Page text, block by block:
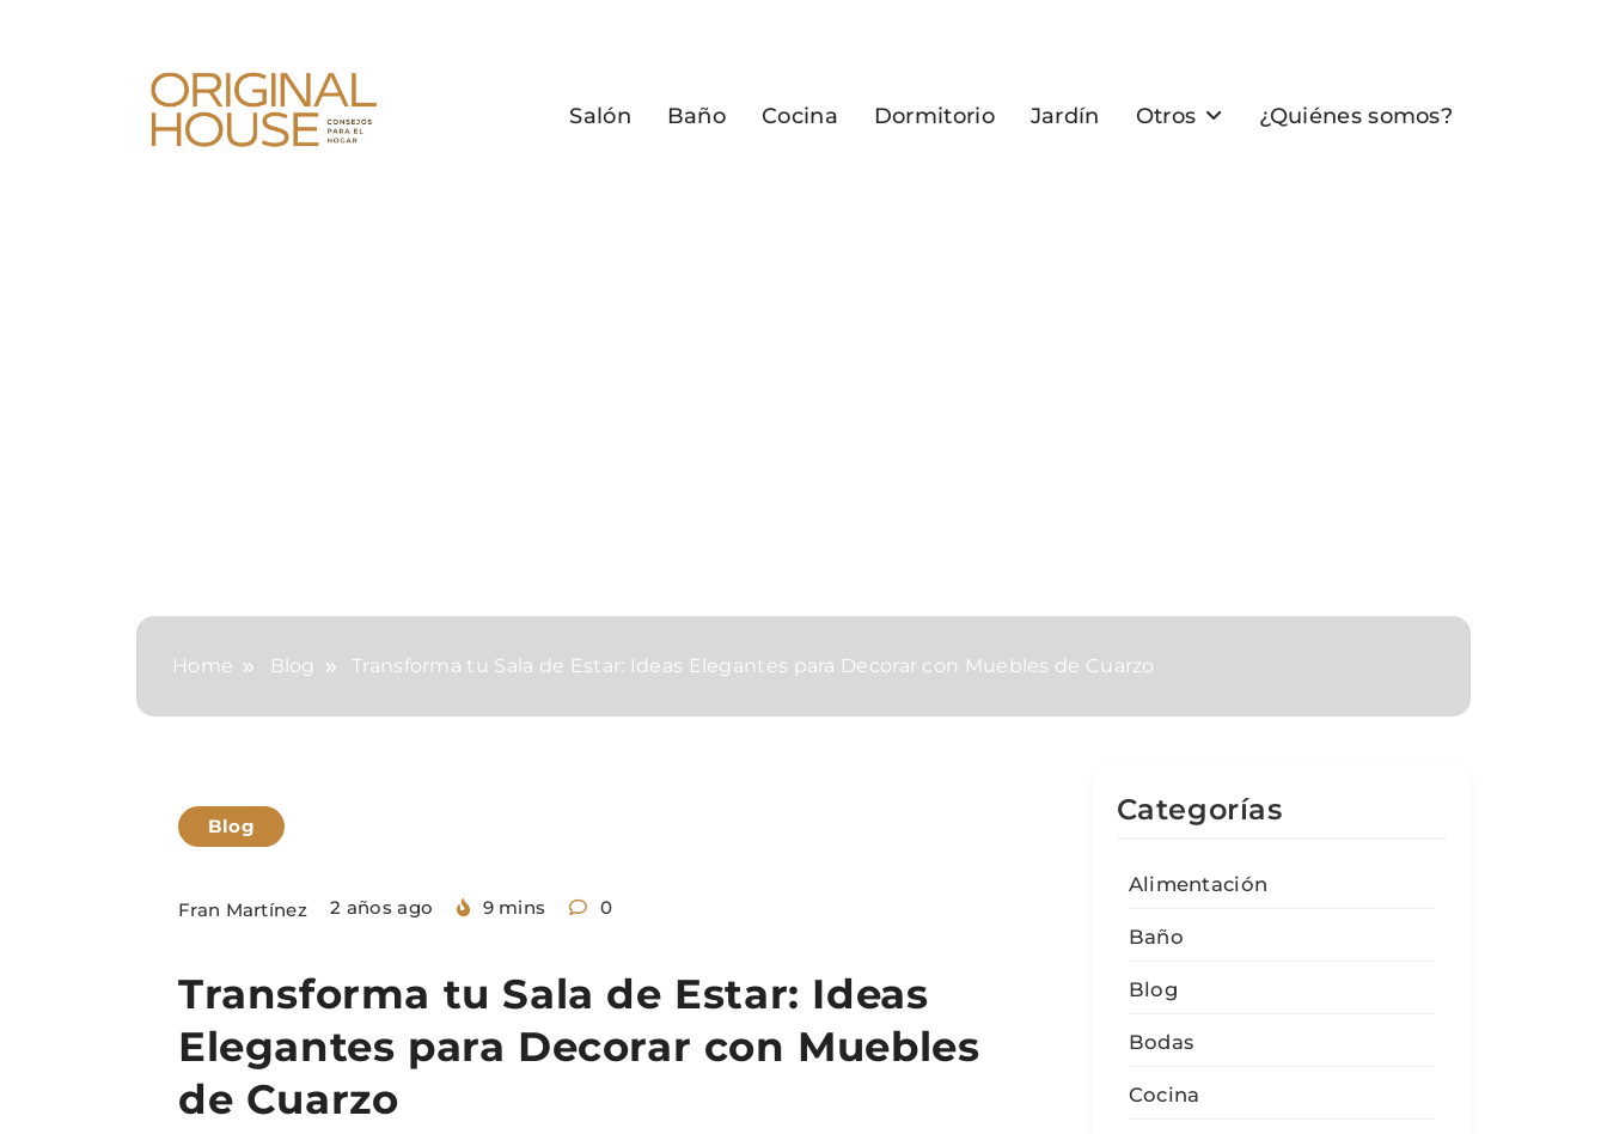
Salón Baño Cocina Dormitorio Jardín Otros ¿Quiénes somos?
Home Blog Transforma tu Sala de Estar: Ideas Elegantes para Decorar con Muebles de Cuarzo
Blog
Fran Martínez 2 años ago 9 mins 0
Transforma tu Sala de Estar: Ideas
Elegantes para Decorar con Muebles
de Cuarzo
Categorías
Alimentación
Baño
Blog
Bodas
Cocina